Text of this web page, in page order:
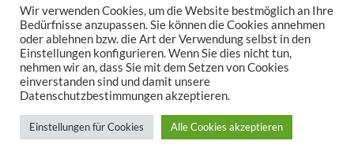
Wir verwenden Cookies, um die Website bestmöglich an Ihre
Bedürfnisse anzupassen. Sie können die Cookies annehmen
oder ablehnen bzw. die Art der Verwendung selbst in den
Einstellungen konfigurieren. Wenn Sie dies nicht tun,
nehmen wir an, dass Sie mit dem Setzen von Cookies
einverstanden sind und damit unsere
Datenschutzbestimmungen akzeptieren.
Einstellungen für Cookies Alle Cookies akzeptieren